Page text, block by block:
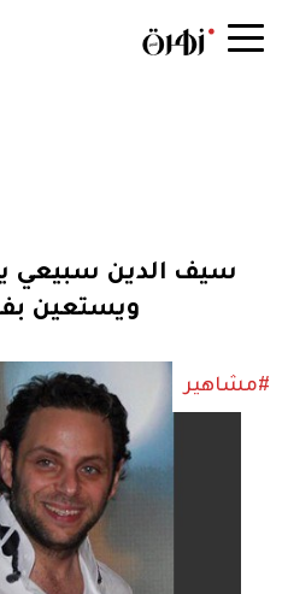
سيف الدين سبيعي
ويستعين
#مشاهير